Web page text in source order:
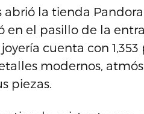
abrió la tienda
en el pasillo de la
cuenta con
modernos,
piezas.